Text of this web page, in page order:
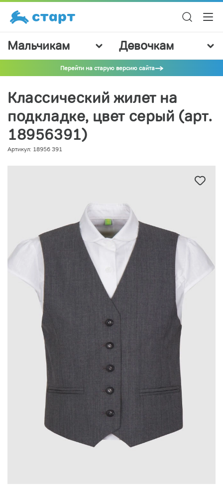
Мальчикам Девочкам
Перейти на старую версию сайта
Классический жилет на
подкладке, цвет серый (арт.
18956391)
Артикул: 18956 391